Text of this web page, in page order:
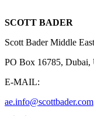
SCOTT BADER
Scott Bader Middle East
PO Box 16785, Dubai,
E-MAIL:
ae.info@scottbader.com